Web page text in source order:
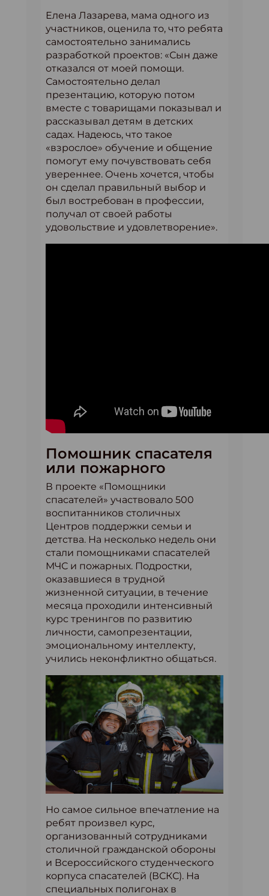
Елена Лазарева, мама одного из
участников, оценила то, что ребята
самостоятельно занимались
разработкой проектов: «Сын даже
отказался от моей помощи.
Самостоятельно делал
презентацию, которую потом
вместе с товарищами показывал и
рассказывал детям в детских
садах. Надеюсь, что такое
«взрослое» обучение и общение
помогут ему почувствовать себя
увереннее. Очень хочется, чтобы
он сделал правильный выбор и
был востребован в профессии,
получал от своей работы
удовольствие и удовлетворение».
Помошник спасателя
или пожарного
В проекте «Помощники
спасателей» участвовало 500
воспитанников столичных
Центров поддержки семьи и
детства. На несколько недель они
стали помощниками спасателей
МЧС и пожарных. Подростки,
оказавшиеся в трудной
жизненной ситуации, в течение
месяца проходили интенсивный
курс тренингов по развитию
личности, самопрезентации,
эмоциональному интеллекту,
учились неконфликтно общаться.
Но самое сильное впечатление на
ребят произвел курс,
организованный сотрудниками
столичной гражданской обороны
и Всероссийского студенческого
корпуса спасателей (ВСКС). На
специальных полигонах в